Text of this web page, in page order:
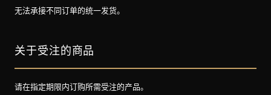
无法承接不同订单的统一发货。
关于受注的商品
请在指定期限内订购所需受注的产品。